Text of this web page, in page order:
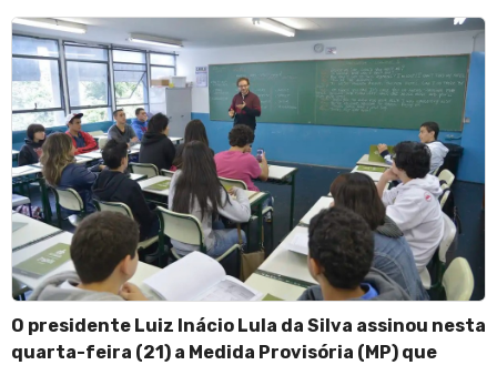
O presidente Luiz Inácio Lula da Silva assinou nesta
quarta-feira (21) a Medida Provisória (MP) que